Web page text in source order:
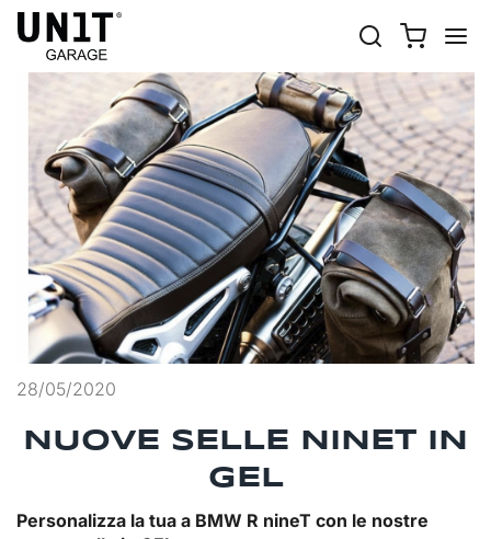
28/05/2020
NUOVE SELLE NINET IN
GEL
Personalizza la tua a BMW R nineT con le nostre